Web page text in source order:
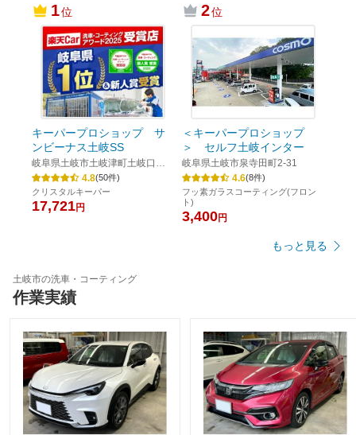
1位
キーパープロショップ サ
ンビーナス土岐SS
岐阜県土岐市土岐津町土岐口
1372-1
4.8(50件)
クリスタルキーパー
17,721円
2位
＜キーパープロショップ
＞ セルフ土岐インター
岐阜県土岐市泉寺田町2-31
4.6(8件)
フッ素ガラスコーティング(フロン
ト)
3,400円
もっと見る
土岐市の洗車・コーティング
作業実績